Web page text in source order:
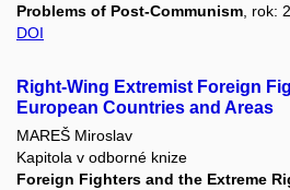
Problems of Post-Communism , rok:
DOI
Right-Wing Extremist Foreign
European Countries and Areas
MAREŠ Miroslav
Kapitola v odborné knize
Foreign Fighters and the Extreme